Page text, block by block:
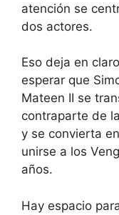
atención se
dos actores.
Eso deja en
esperar que
Mateen II se
contraparte de
y se convierta
unirse a los
años.
Hay espacio